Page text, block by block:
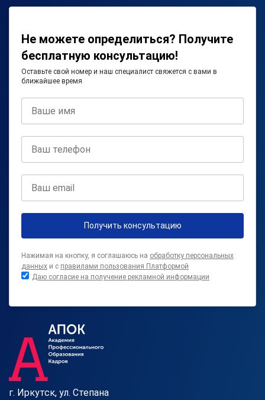
Не можете определиться? Получите
бесплатную консультацию!
Оставьте свой номер и наш специалист свяжется с вами в
ближайшее время
Получить консультацию
Нажимая на кнопку, я соглашаюсь на обработку персональных
данных и с правилами пользования Платформой
Даю согласие на получение рекламной информации
г. Иркутск, ул. Степана